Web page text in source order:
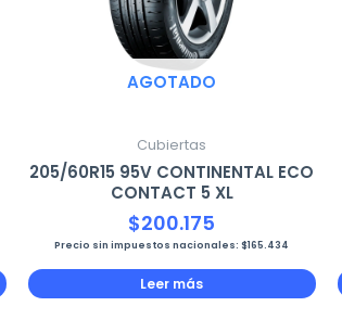
AGOTADO
Cubiertas
205/60R15 95V CONTINENTAL ECO
CONTACT 5 XL
$200.175
Precio sin impuestos nacionales:$165.434
Leer más